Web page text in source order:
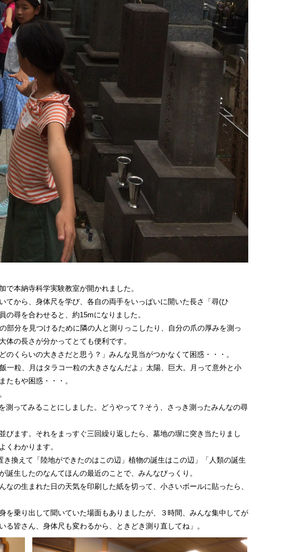
本納寺科学実験教室が開かれました。
から、身体尺を学び、各自の両手をいっぱいに開いた長さ「尋(ひ
尋を合わせると、約15mになりました。
分を見つけるために隣の人と測りっこしたり、自分の爪の厚みを測っ
の長さが分かってとても便利です。
くらいの大きさだと思う？」みんな見当がつかなくて困惑・・・。
粒、月はタラコ一粒の大きさなんだよ」太陽、巨大。月って意外と小
たもや困惑・・・。
ってみることにしました。どうやって？そう、さっき測ったみんなの尋
ます。それをまっすぐ三回繰り返したら、墓地の塀に突き当たりまし
くわかります。
換えて「陸地ができたのはこの辺」植物の誕生はこの辺」「人類の誕生
生したのなんてほんの最近のことで、みんなびっくり。
の生まれた日の天気を印刷した紙を切って、小さいボールに貼ったら、
乗り出して聞いていた場面もありましたが、３時間、みんな集中してが
皆さん、身体尺も変わるから、ときどき測り直してね」。